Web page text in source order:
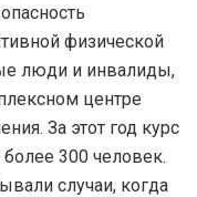
физической
люди и инвалиды,
центре
За этот год курс
300 человек.
случаи, когда